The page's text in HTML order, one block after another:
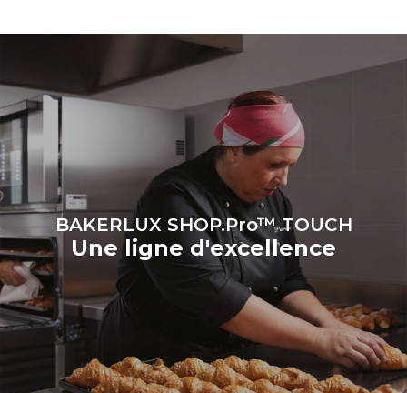
directes produites par le
four. Les émissions
réseau énergétique auquel
il est connecté; ces
dernières peuvent être
éliminées en choisissant
d'acheter de l'énergie
produite à partir de sources
renouvelables.
Gas Protocol
BAKERLUX SHOP.Pro™ TOUCH
Une ligne d'excellence